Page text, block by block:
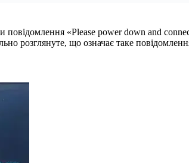
повідомлення «Please power down and
розглянуте, що означає таке